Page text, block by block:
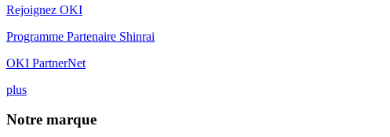
Rejoignez OKI
Programme Partenaire Shinrai
OKI PartnerNet
plus
Notre marque